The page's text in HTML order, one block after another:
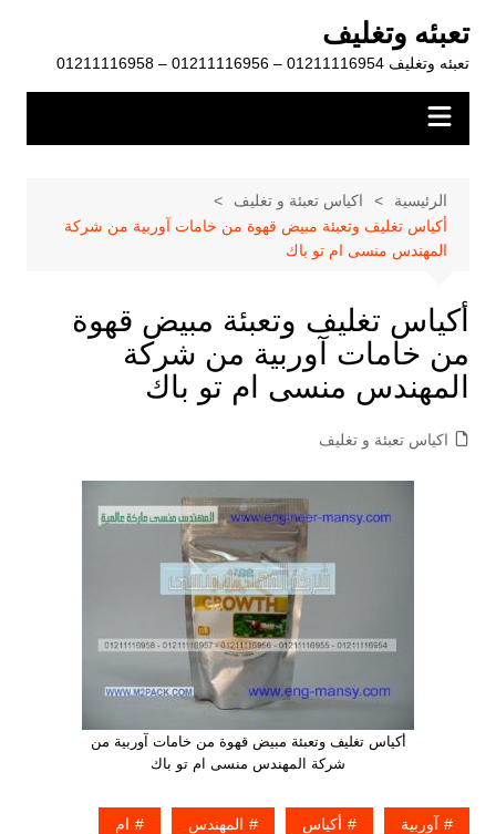
المحتوى
تعبئه وتغليف
تعبئه وتغليف 01211116954 – 01211116956 – 01211116958
الرئيسية
اكياس تعبئة و تغليف
أكياس تغليف وتعبئة مبيض قهوة من خامات آوربية من شركة
المهندس منسى ام تو باك
أكياس تغليف وتعبئة مبيض قهوة
من خامات آوربية من شركة
المهندس منسى ام تو باك
اكياس تعبئة و تغليف
أكياس تغليف وتعبئة مبيض قهوة من خامات آوربية من
شركة المهندس منسى ام تو باك
آوربية أكياس المهندس ام